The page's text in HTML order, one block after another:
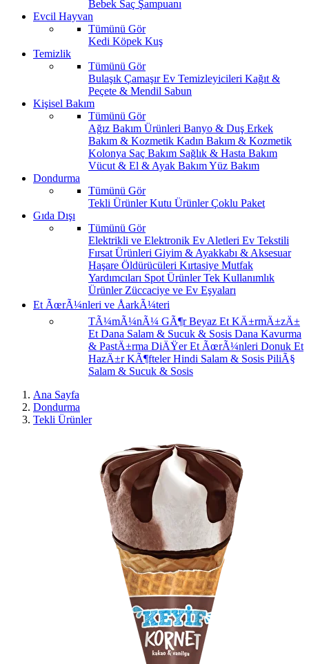
Bebek Saç Şampuanı
Evcil Hayvan
Tümünü Gör
Kedi Köpek Kuş
Temizlik
Tümünü Gör
Bulaşık ÇamaşırEv Temizleyicileri Kağıt &
Peçete & Mendil Sabun
Kişisel Bakım
Tümünü Gör
Ağız Bakım Ürünleri Banyo & Duş Erkek
Bakım & Kozmetik Kadın Bakım & Kozmetik
Kolonya Saç Bakım Sağlık & Hasta Bakım
Vücut & El & Ayak BakımYüz Bakım
Dondurma
Tümünü Gör
Tekli ÜrünlerKutu ÜrünlerÇoklu Paket
Gıda Dışı
Tümünü Gör
Elektrikli ve Elektronik Ev Aletleri Ev Tekstili
Fırsat Ürünleri Giyim & Ayakkabı & Aksesuar
Haşare Öldürücüleri Kırtasiye Mutfak
Yardımcıları Spot ÜrünlerTek Kullanımlık
Ürünler Züccaciye ve Ev Eşyaları
Et ÃœrÃ¼nleri ve ÅarkÃ¼teri
TÃ¼mÃ¼nÃ¼ GÃ¶rBeyaz Et KÄ±rmÄ±zÄ±
Et Dana Salam & Sucuk & Sosis Dana Kavurma
& PastÄ±rma DiÄŸer Et ÃœrÃ¼nleri Donuk Et
HazÄ±r KÃ¶ftelerHindi Salam & Sosis PiliÃ§
Salam & Sucuk & Sosis
Ana Sayfa
Dondurma
Tekli Ürünler